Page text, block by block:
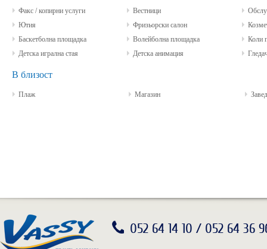
Факс / копирни услуги Вестници
Ютия
Фризьорски салон
Баскетболна площадка
Волейболна площадка
Коли
Детска игрална стая
Детска анимация
В близост
Плаж Магазин
052 64 14 10 / 052 64 36